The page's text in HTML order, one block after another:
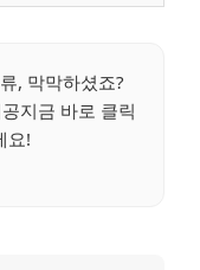
, 막막하셨죠?
지금 바로 클릭
요!